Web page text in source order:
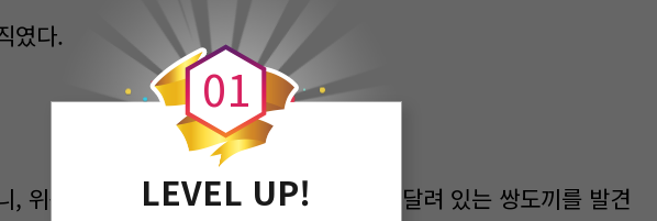
였다.
, 위쪽에서 신음이 들렸다. 고개를 들어 매달려 있는 쌍도끼를 발견
0
0
1
LEVEL UP!